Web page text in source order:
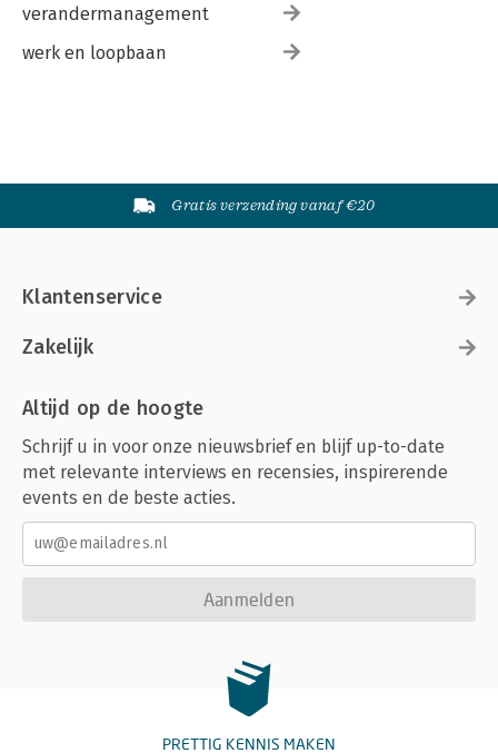
verandermanagement
werk en loopbaan
Gratis verzending vanaf €20
Klantenservice
Zakelijk
Altijd op de hoogte
Schrijf u in voor onze nieuwsbrief en blijf up-to-date
met relevante interviews en recensies, inspirerende
events en de beste acties.
Aanmelden
PRETTIG KENNIS MAKEN